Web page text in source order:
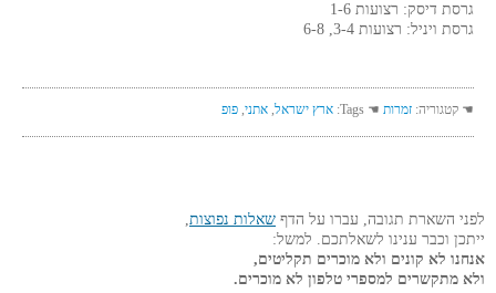
גרסת דיסק: רצועות 1-6
גרסת ויניל: רצועות 3-4, 6-8
☚ קטגוריה: זמרות ☚ Tags: ארץ ישראל, אתני, פופ
לפני השארת תגובה, עברו על הדף שאלות נפוצות,
ייתכן וכבר ענינו לשאלתכם. למשל:
אנחנו לא קונים ולא מוכרים תקליטים,
ולא מתקשרים למספרי טלפון לא מוכרים.